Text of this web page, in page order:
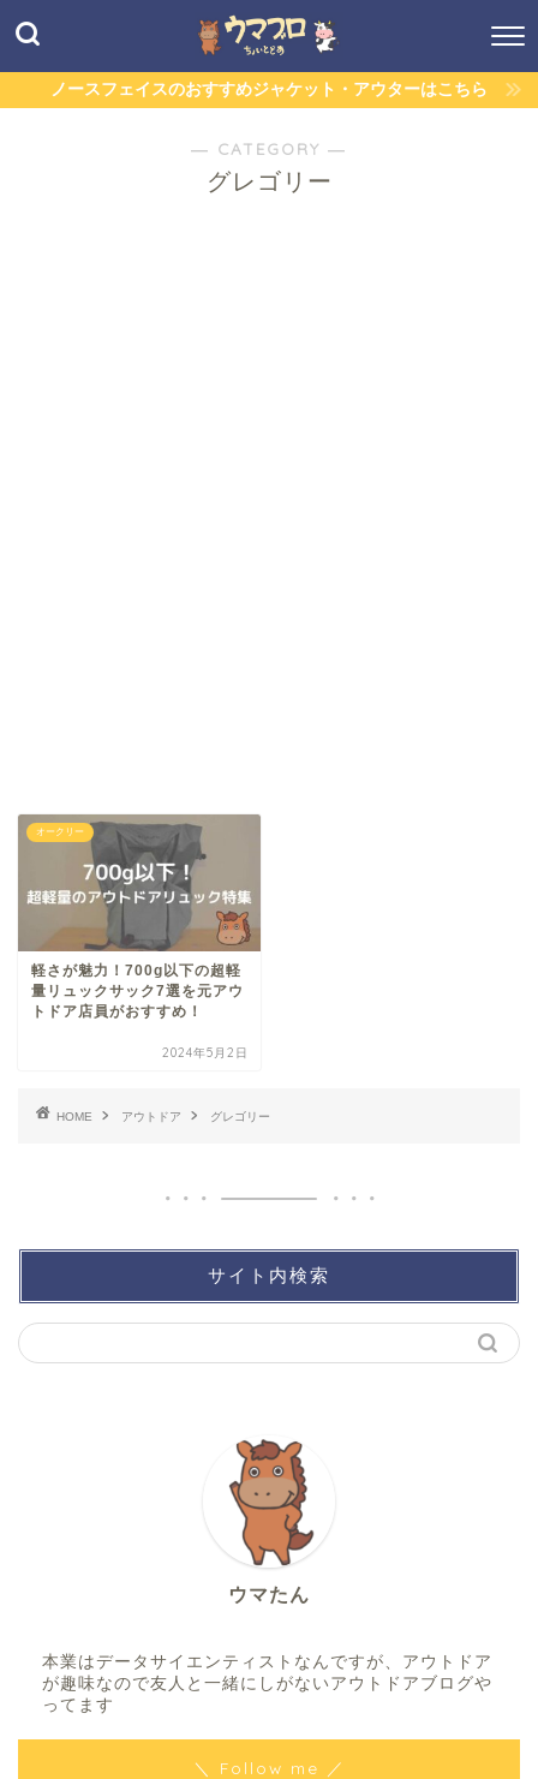
ノースフェイスのおすすめジャケット・アウターはこちら
― CATEGORY ―
グレゴリー
オークリー
軽さが魅力！700g以下の超軽
量リュックサック7選を元アウ
トドア店員がおすすめ！
2024年5月2日
HOME アウトドア グレゴリー
サイト内検索
ウマたん
本業はデータサイエンティストなんですが、アウトドア
が趣味なので友人と一緒にしがないアウトドアブログや
ってます
＼ Follow me ／